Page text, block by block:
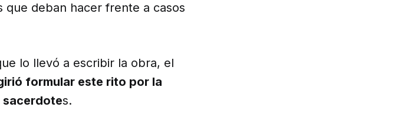
que deban hacer frente a casos
lo llevó a escribir la obra, el
formular este rito por la
sacerdotes.